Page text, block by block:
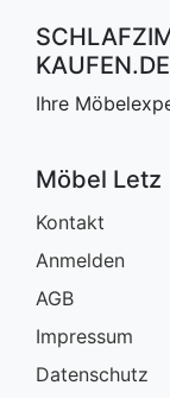
KAUFEN.DE
Ihre
Möbel Letz
Kontakt
Anmelden
AGB
Impressum
Datenschutz